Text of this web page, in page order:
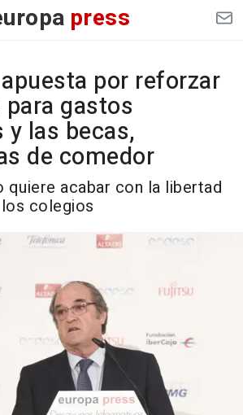
press
por reforzar
gastos
las becas,
de comedor
quiere acabar con la libertad
colegios